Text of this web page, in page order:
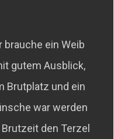
brauche ein Weib
gutem Ausblick,
Brutplatz und ein
war werden
den Terzel